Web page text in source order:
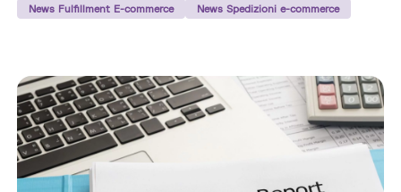
News Fulfillment E-commerce News Spedizioni e-commerce